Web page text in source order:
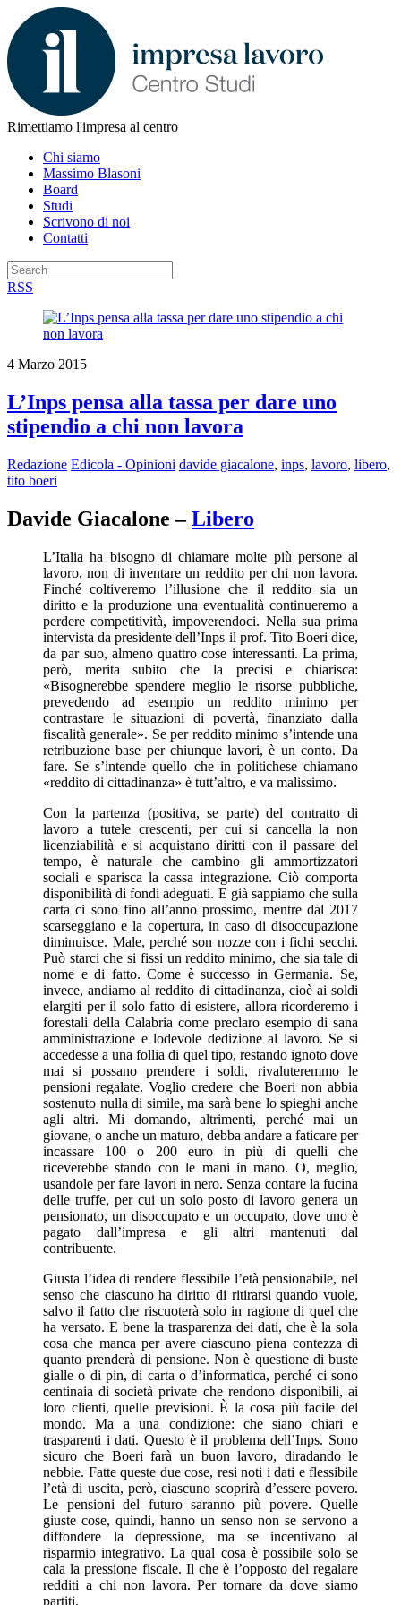
Rimettiamo l'impresa al centro
Chi siamo
Massimo Blasoni
Board
Studi
Scrivono di noi
Contatti
RSS
4 Marzo 2015
L’Inps pensa alla tassa per dare uno
stipendio a chi non lavora
Redazione Edicola - Opinioni davide giacalone, inps, lavoro, libero,
tito boeri
Davide Giacalone –Libero
L’Italia ha bisogno di chiamare molte più persone al
lavoro, non di inventare un reddito per chi non lavora.
Finché coltiveremo l’illusione che il reddito sia un
diritto e la produzione una eventualità continueremo a
perdere competitività, impoverendoci. Nella sua prima
intervista da presidente dell’Inps il prof. Tito Boeri dice,
da par suo, almeno quattro cose interessanti. La prima,
però, merita subito che la precisi e chiarisca:
«Bisognerebbe spendere meglio le risorse pubbliche,
prevedendo ad esempio un reddito minimo per
contrastare le situazioni di povertà, finanziato dalla
fiscalità generale». Se per reddito minimo s’intende una
retribuzione base per chiunque lavori, è un conto. Da
fare. Se s’intende quello che in politichese chiamano
«reddito di cittadinanza» è tutt’altro, e va malissimo.
Con la partenza (positiva, se parte) del contratto di
lavoro a tutele crescenti, per cui si cancella la non
licenziabilità e si acquistano diritti con il passare del
tempo, è naturale che cambino gli ammortizzatori
sociali e sparisca la cassa integrazione. Ciò comporta
disponibilità di fondi adeguati. E già sappiamo che sulla
carta ci sono fino all’anno prossimo, mentre dal 2017
scarseggiano e la copertura, in caso di disoccupazione
diminuisce. Male, perché son nozze con i fichi secchi.
Può starci che si fissi un reddito minimo, che sia tale di
nome e di fatto. Come è successo in Germania. Se,
invece, andiamo al reddito di cittadinanza, cioè ai soldi
elargiti per il solo fatto di esistere, allora ricorderemo i
forestali della Calabria come preclaro esempio di sana
amministrazione e lodevole dedizione al lavoro. Se si
accedesse a una follia di quel tipo, restando ignoto dove
mai si possano prendere i soldi, rivaluteremmo le
pensioni regalate. Voglio credere che Boeri non abbia
sostenuto nulla di simile, ma sarà bene lo spieghi anche
agli altri. Mi domando, altrimenti, perché mai un
giovane, o anche un maturo, debba andare a faticare per
incassare 100 o 200 euro in più di quelli che
riceverebbe stando con le mani in mano. O, meglio,
usandole per fare lavori in nero. Senza contare la fucina
delle truffe, per cui un solo posto di lavoro genera un
pensionato, un disoccupato e un occupato, dove uno è
pagato dall’impresa e gli altri mantenuti dal
contribuente.
Giusta l’idea di rendere flessibile l’età pensionabile, nel
senso che ciascuno ha diritto di ritirarsi quando vuole,
salvo il fatto che riscuoterà solo in ragione di quel che
ha versato. E bene la trasparenza dei dati, che è la sola
cosa che manca per avere ciascuno piena contezza di
quanto prenderà di pensione. Non è questione di buste
gialle o di pin, di carta o d’informatica, perché ci sono
centinaia di società private che rendono disponibili, ai
loro clienti, quelle previsioni. È la cosa più facile del
mondo. Ma a una condizione: che siano chiari e
trasparenti i dati. Questo è il problema dell’Inps. Sono
sicuro che Boeri farà un buon lavoro, diradando le
nebbie. Fatte queste due cose, resi noti i dati e flessibile
l’età di uscita, però, ciascuno scoprirà d’essere povero.
Le pensioni del futuro saranno più povere. Quelle
giuste cose, quindi, hanno un senso non se servono a
diffondere la depressione, ma se incentivano al
risparmio integrativo. La qual cosa è possibile solo se
cala la pressione fiscale. Il che è l’opposto del regalare
redditi a chi non lavora. Per tornare da dove siamo
partiti.